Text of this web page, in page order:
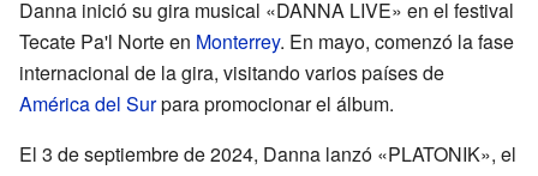
Danna inició su gira musical «DANNA LIVE» en el festival
Tecate Pa'l Norte en Monterrey. En mayo, comenzó la fase
internacional de la gira, visitando varios países de
América del Surpara promocionar el álbum.
El 3 de septiembre de 2024, Danna lanzó «PLATONIK», el